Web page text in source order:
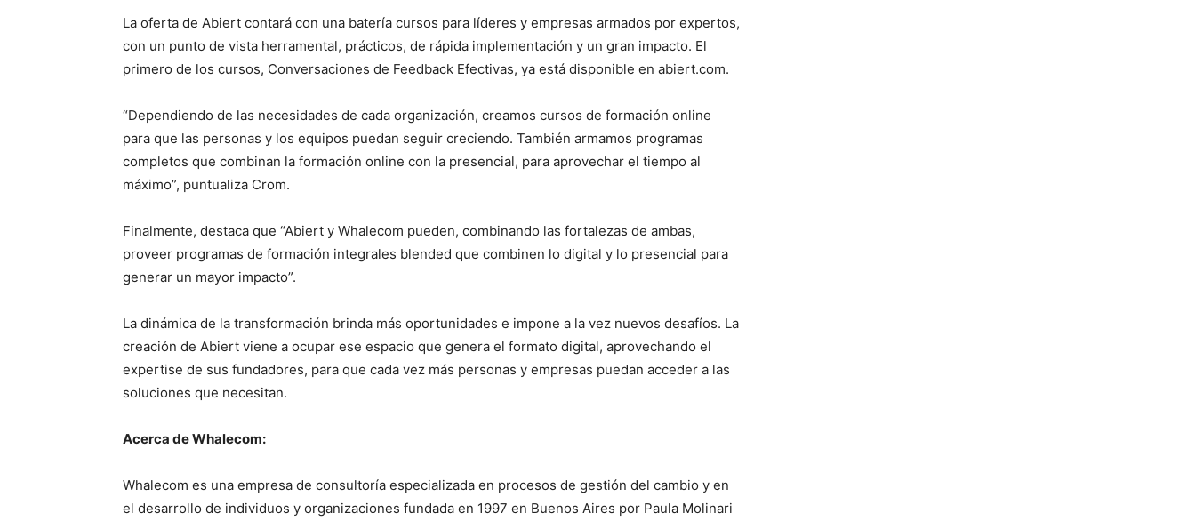
La oferta de Abiert contará con una batería cursos para líderes y empresas armados por expertos,
con un punto de vista herramental, prácticos, de rápida implementación y un gran impacto. El
primero de los cursos, Conversaciones de Feedback Efectivas, ya está disponible en abiert.com.
“Dependiendo de las necesidades de cada organización, creamos cursos de formación online
para que las personas y los equipos puedan seguir creciendo. También armamos programas
completos que combinan la formación online con la presencial, para aprovechar el tiempo al
máximo”, puntualiza Crom.
Finalmente, destaca que “Abiert y Whalecom pueden, combinando las fortalezas de ambas,
proveer programas de formación integrales blended que combinen lo digital y lo presencial para
generar un mayor impacto”.
La dinámica de la transformación brinda más oportunidades e impone a la vez nuevos desafíos. La
creación de Abiert viene a ocupar ese espacio que genera el formato digital, aprovechando el
expertise de sus fundadores, para que cada vez más personas y empresas puedan acceder a las
soluciones que necesitan.
Acerca de Whalecom:
Whalecom es una empresa de consultoría especializada en procesos de gestión del cambio y en
el desarrollo de individuos y organizaciones fundada en 1997 en Buenos Aires por Paula Molinari